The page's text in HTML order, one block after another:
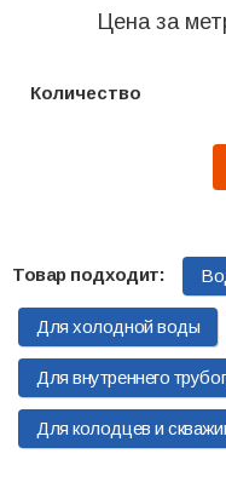
Цена за
Количество
Для холодной воды
Для внутреннего
Для колодцев и